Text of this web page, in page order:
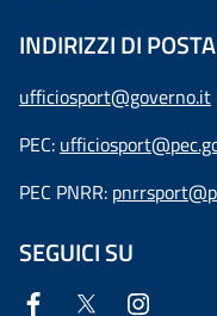
INDIRIZZI DI
ufficiosport@governo.it
PEC:
PEC PNRR:
SEGUICI SU